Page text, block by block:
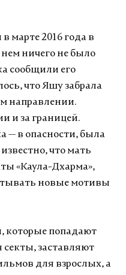
марте 2016 года в
ничего не было
сообщили его
что Яшу забрала
направлении.
и за границей.
— в опасности, была
что мать
«Каула-Дхарма»,
новые мотивы
которые попадают
заставляют
для взрослых, а